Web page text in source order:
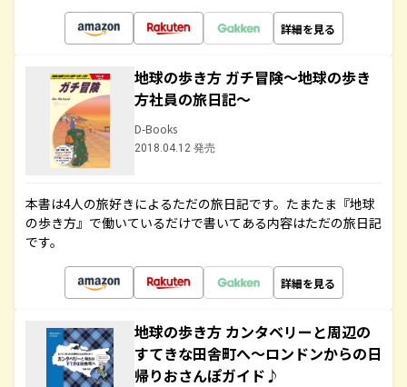
詳細を見る
地球の歩き方 ガチ冒険～地球の歩き
方社員の旅日記～
D-Books
2018.04.12 発売
本書は4人の旅好きによるただの旅日記です。たまたま『地球
の歩き方』で働いているだけで書いてある内容はただの旅日記
です。
詳細を見る
地球の歩き方 カンタベリーと周辺の
すてきな田舎町へ～ロンドンからの日
帰りおさんぽガイド♪